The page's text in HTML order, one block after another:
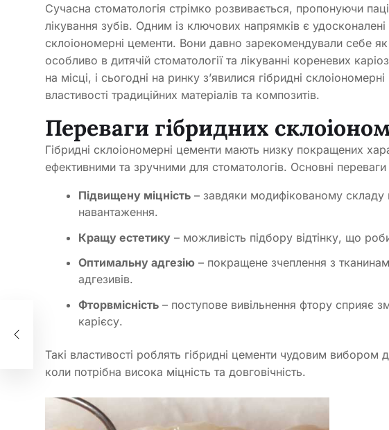
Сучасна стоматологія стрімко розвивається, пропонуючи
лікування зубів. Одним із ключових напрямків є удосконалені
склоіономерні цементи. Вони давно зарекомендували себе як
особливо в дитячій стоматології та лікуванні кореневих
на місці, і сьогодні на ринку з’явилися гібридні
властивості традиційних матеріалів та композитів.
Переваги гібридних
Гібридні склоіономерні цементи мають низку покращених
ефективними та зручними для стоматологів. Основні
Підвищену міцність – завдяки модифікованому складу
навантаження.
Кращу естетику – можливість підбору відтінку, що
Оптимальну адгезію – покращене зчеплення з
адгезивів.
Фторвмісність – поступове вивільнення фтору сприяє
карієсу.
Такі властивості роблять гібридні цементи чудовим вибором
коли потрібна висока міцність та довговічність.
не